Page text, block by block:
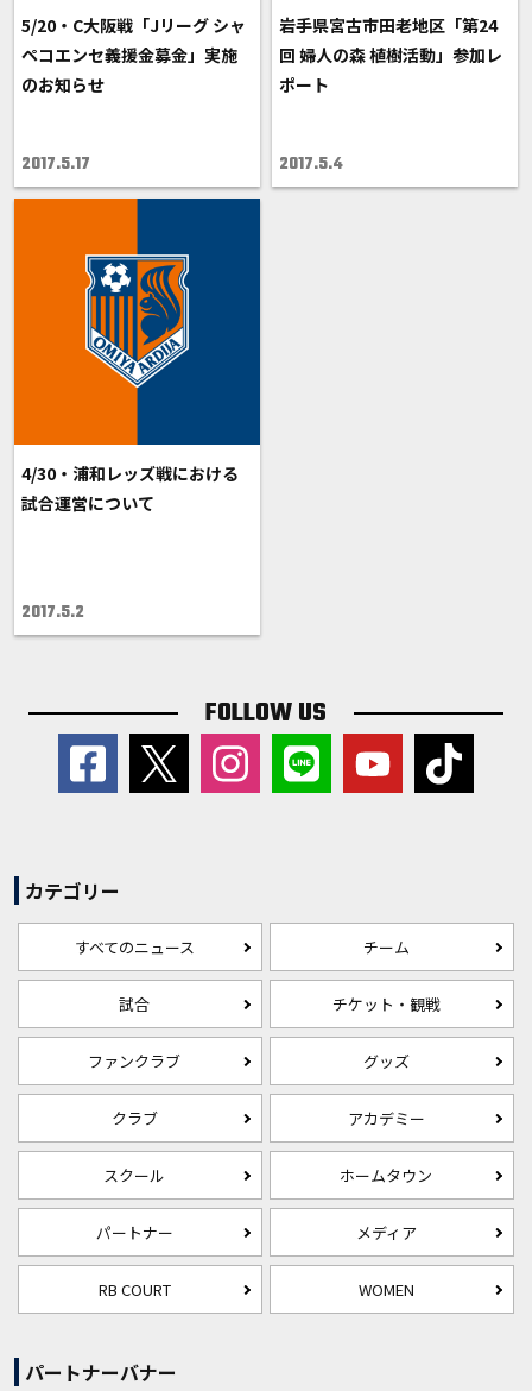
5/20・C大阪戦「Jリーグ シャ
ペコエンセ義援金募金」実施
のお知らせ
2017.5.17
岩手県宮古市田老地区「第24
回 婦人の森 植樹活動」参加レ
ポート
2017.5.4
4/30・浦和レッズ戦における
試合運営について
2017.5.2
FOLLOW US
カテゴリー
すべてのニュース チーム
試合 チケット・観戦
ファンクラブ グッズ
クラブ アカデミー
スクール ホームタウン
パートナー メディア
RB COURT WOMEN
パートナーバナー